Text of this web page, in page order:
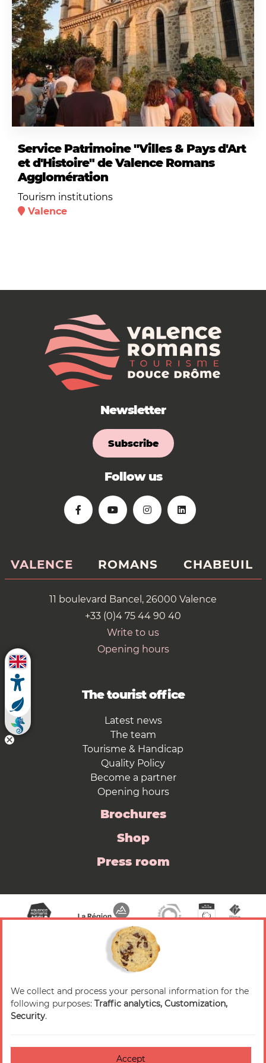
Service Patrimoine "Villes & Pays d'Art
et d'Histoire" de Valence Romans
Agglomération
Tourism institutions
Valence
Newsletter
Subscribe
Follow us
VALENCE ROMANS CHABEUIL
11 boulevard Bancel, 26000 Valence
+33 (0)4 75 44 90 40
Write to us
Opening hours
The tourist office
Latest news
The team
Tourisme & Handicap
Quality Policy
Become a partner
Opening hours
Brochures
Shop
Press room
© 2026 Valence Romans Tourisme — All rights
reserved
Credits
We collect and process your personal information for the
following purposes: Traffic analytics, Customization,
Security.
Accept